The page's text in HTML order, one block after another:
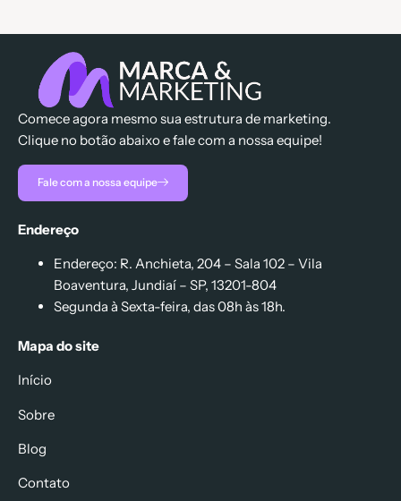
Comece agora mesmo sua estrutura de marketing.
Clique no botão abaixo e fale com a nossa equipe!
Fale com a nossa equipe
Endereço
Endereço: R. Anchieta, 204 – Sala 102 – Vila
Boaventura, Jundiaí – SP, 13201-804
Segunda à Sexta-feira, das 08h às 18h.
Mapa do site
Início
Sobre
Blog
Contato